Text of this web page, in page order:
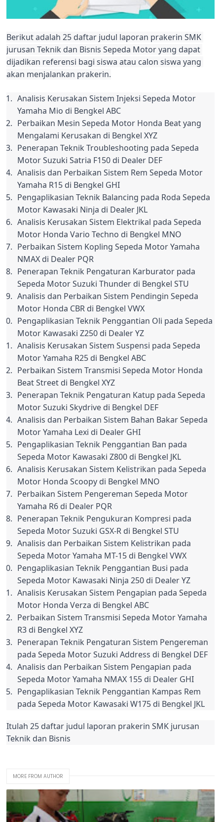
Berikut adalah 25 daftar judul laporan prakerin SMK
jurusan Teknik dan Bisnis Sepeda Motor yang dapat
dijadikan referensi bagi siswa atau calon siswa yang
akan menjalankan prakerin.
Analisis Kerusakan Sistem Injeksi Sepeda Motor
Yamaha Mio di Bengkel ABC
Perbaikan Mesin Sepeda Motor Honda Beat yang
Mengalami Kerusakan di Bengkel XYZ
Penerapan Teknik Troubleshooting pada Sepeda
Motor Suzuki Satria F150 di Dealer DEF
Analisis dan Perbaikan Sistem Rem Sepeda Motor
Yamaha R15 di Bengkel GHI
Pengaplikasian Teknik Balancing pada Roda Sepeda
Motor Kawasaki Ninja di Dealer JKL
Analisis Kerusakan Sistem Elektrikal pada Sepeda
Motor Honda Vario Techno di Bengkel MNO
Perbaikan Sistem Kopling Sepeda Motor Yamaha
NMAX di Dealer PQR
Penerapan Teknik Pengaturan Karburator pada
Sepeda Motor Suzuki Thunder di Bengkel STU
Analisis dan Perbaikan Sistem Pendingin Sepeda
Motor Honda CBR di Bengkel VWX
Pengaplikasian Teknik Penggantian Oli pada Sepeda
Motor Kawasaki Z250 di Dealer YZ
Analisis Kerusakan Sistem Suspensi pada Sepeda
Motor Yamaha R25 di Bengkel ABC
Perbaikan Sistem Transmisi Sepeda Motor Honda
Beat Street di Bengkel XYZ
Penerapan Teknik Pengaturan Katup pada Sepeda
Motor Suzuki Skydrive di Bengkel DEF
Analisis dan Perbaikan Sistem Bahan Bakar Sepeda
Motor Yamaha Lexi di Dealer GHI
Pengaplikasian Teknik Penggantian Ban pada
Sepeda Motor Kawasaki Z800 di Bengkel JKL
Analisis Kerusakan Sistem Kelistrikan pada Sepeda
Motor Honda Scoopy di Bengkel MNO
Perbaikan Sistem Pengereman Sepeda Motor
Yamaha R6 di Dealer PQR
Penerapan Teknik Pengukuran Kompresi pada
Sepeda Motor Suzuki GSX-R di Bengkel STU
Analisis dan Perbaikan Sistem Kelistrikan pada
Sepeda Motor Yamaha MT-15 di Bengkel VWX
Pengaplikasian Teknik Penggantian Busi pada
Sepeda Motor Kawasaki Ninja 250 di Dealer YZ
Analisis Kerusakan Sistem Pengapian pada Sepeda
Motor Honda Verza di Bengkel ABC
Perbaikan Sistem Transmisi Sepeda Motor Yamaha
R3 di Bengkel XYZ
Penerapan Teknik Pengaturan Sistem Pengereman
pada Sepeda Motor Suzuki Address di Bengkel DEF
Analisis dan Perbaikan Sistem Pengapian pada
Sepeda Motor Yamaha NMAX 155 di Dealer GHI
Pengaplikasian Teknik Penggantian Kampas Rem
pada Sepeda Motor Kawasaki W175 di Bengkel JKL
Itulah 25 daftar judul laporan prakerin SMK jurusan
Teknik dan Bisnis
MORE FROM AUTHOR